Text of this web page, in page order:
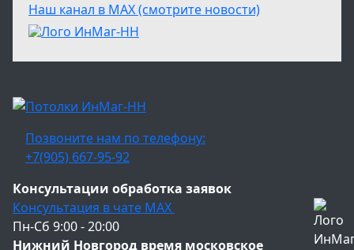
Наш канал в МАХ (смотрите новости)
Позвоните нам по телефону:
+7(905) 667-95-92
Консультации обработка заявок
Консультация в чате МАХ
Пн-Сб 9:00 - 20:00
Нижний Новгород время московское